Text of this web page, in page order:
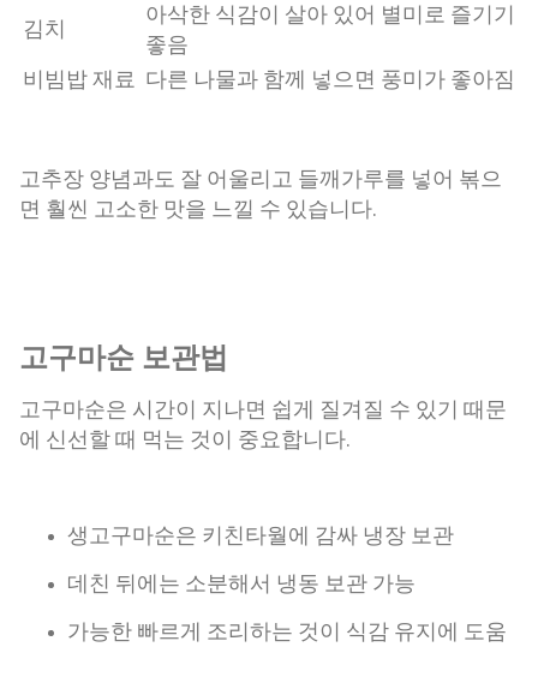
김치
아삭한 식감이 살아 있어 별미로 즐기기
좋음
비빔밥 재료 다른 나물과 함께 넣으면 풍미가 좋아짐
고추장 양념과도 잘 어울리고 들깨가루를 넣어 볶으
면 훨씬 고소한 맛을 느낄 수 있습니다.
고구마순 보관법
고구마순은 시간이 지나면 쉽게 질겨질 수 있기 때문
에 신선할 때 먹는 것이 중요합니다.
생고구마순은 키친타월에 감싸 냉장 보관
데친 뒤에는 소분해서 냉동 보관 가능
가능한 빠르게 조리하는 것이 식감 유지에 도움